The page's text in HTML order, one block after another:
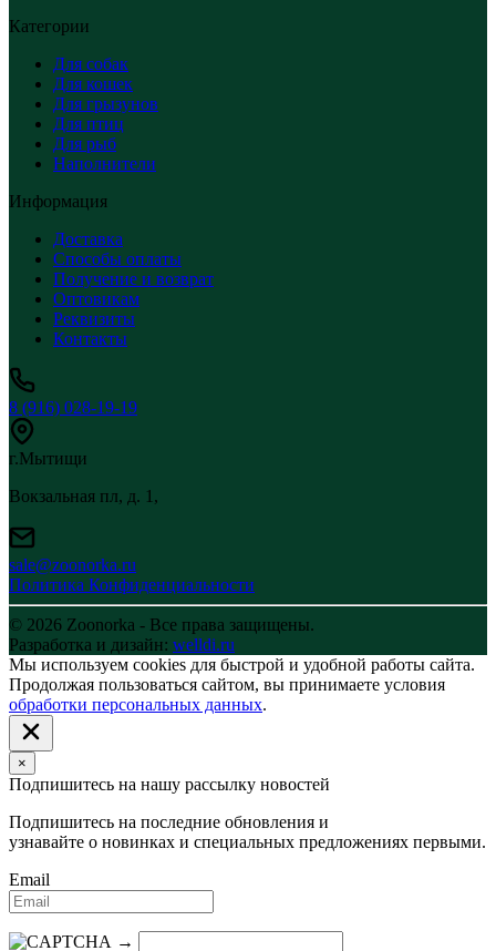
Категории
Для собак
Для кошек
Для грызунов
Для птиц
Для рыб
Наполнители
Информация
Доставка
Способы оплаты
Получение и возврат
Оптовикам
Реквизиты
Контакты
8 (916) 028-19-19
г.Мытищи
Вокзальная пл, д. 1,
sale@zoonorka.ru
Политика Конфиденциальности
© 2026 Zoonorka - Все права защищены.
Разработка и дизайн: welldi.ru
Мы используем cookies для быстрой и удобной работы сайта.
Продолжая пользоваться сайтом, вы принимаете условия
обработки персональных данных.
×
Подпишитесь на нашу рассылку новостей
Подпишитесь на последние обновления и
узнавайте о новинках и специальных предложениях первыми.
Email
→